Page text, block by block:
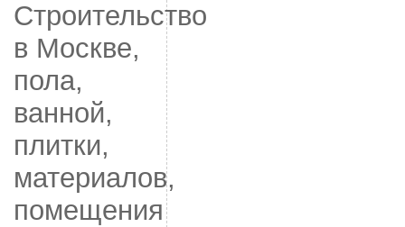
Строительство
в Москве,
пола,
ванной,
плитки,
материалов,
помещения